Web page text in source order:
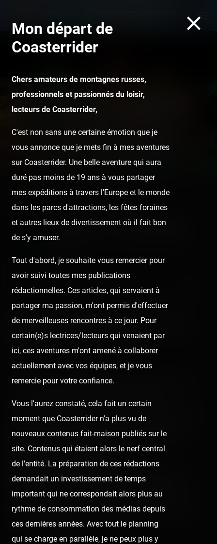
Azur Park — 1er août 2020
Home Posts Azur Park — 1er août 2020
Azur Park — 1er août 2020
Published
[SRLP 20/24]C'est notre dernier arrêt de cette soirée
d'enchaînement : Azur Park, pas loin de Saint-Tropez, à
Gassin.
On nous en avait vendu beaucoup de bien, et pourtant,
accumulation à force d'enchaîner les visites. Le parc est
pourtant très charmant et loin d'être mauvais, avec des
décorations fixes plutôt soignées et quelques belles
attractions bien thématisées.
De plus, pas de cacophonie à la foraine avec une
diffusion centralisée de la station de radio KissFM (qui
est devenue ma nouvelle station favorite 😀) ce qui
permet d'avoir une musique harmonisée sur l'ensemble
des métiers présents.
Mon départ de
Coasterrider
Chers amateurs de montagnes russes,
professionnels et passionnés du loisir,
lecteurs de Coasterrider,
C'est non sans une certaine émotion que je
vous annonce que je mets fin à mes aventures
sur Coasterrider. Une belle aventure qui aura
duré pas moins de 19 ans à vous partager
mes expéditions à travers l'Europe et le monde
dans les parcs d'attractions, les fêtes foraines
et autres lieux de divertissement où il fait bon
de s'y amuser.
Tout d'abord, je souhaite vous remercier pour
avoir suivi toutes mes publications
rédactionnelles. Ces articles, qui servaient à
partager ma passion, m'ont permis d'effectuer
de merveilleuses rencontres à ce jour. Pour
certain(e)s lectrices/lecteurs qui venaient par
ici, ces aventures m'ont amené à collaborer
actuellement avec vos équipes, et je vous
remercie pour votre confiance.
Vous l'aurez constaté, cela fait un certain
moment que Coasterrider n'a plus vu de
nouveaux contenus fait-maison publiés sur le
site. Contenus qui étaient alors le nerf central
de l'entité. La préparation de ces rédactions
demandait un investissement de temps
important qui ne correspondait alors plus au
rythme de consommation des médias depuis
ces dernières années. Avec tout le planning
qui se charge en parallèle, je ne peux plus y